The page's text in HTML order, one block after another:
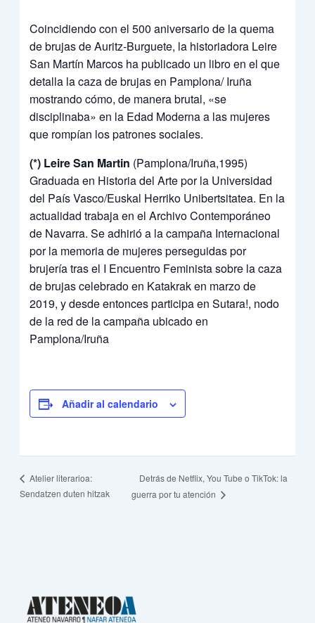
Coincidiendo con el 500 aniversario de la quema
de brujas de Auritz-Burguete, la historiadora Leire
San Martín Marcos ha publicado un libro en el que
detalla la caza de brujas en Pamplona/ Iruña
mostrando cómo, de manera brutal, «se
disciplinaba» en la Edad Moderna a las mujeres
que rompían los patrones sociales.
(*) Leire San Martin (Pamplona/Iruña,1995)
Graduada en Historia del Arte por la Universidad
del País Vasco/Euskal Herriko Unibertsitatea. En la
actualidad trabaja en el Archivo Contemporáneo
de Navarra. Se adhirió a la campaña Internacional
por la memoria de mujeres perseguidas por
brujería tras el I Encuentro Feminista sobre la caza
de brujas celebrado en Katakrak en marzo de
2019, y desde entonces participa en Sutara!, nodo
de la red de la campaña ubicado en
Pamplona/Iruña
Añadir al calendario
Atelier literarioa:
Sendatzen duten hitzak
Detrás de Netflix, You Tube o TikTok: la
guerra por tu atención